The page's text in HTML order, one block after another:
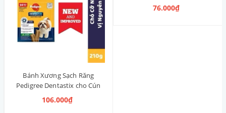
Bánh Xương Sạch Răng
Pedigree Dentastix cho Cún
vừa 210g (14 Thanh, Vị Truyền
Thống)
106.000₫
nhỏ 120g (14 Thanh, Vị Truyền
Thống)
76.000₫